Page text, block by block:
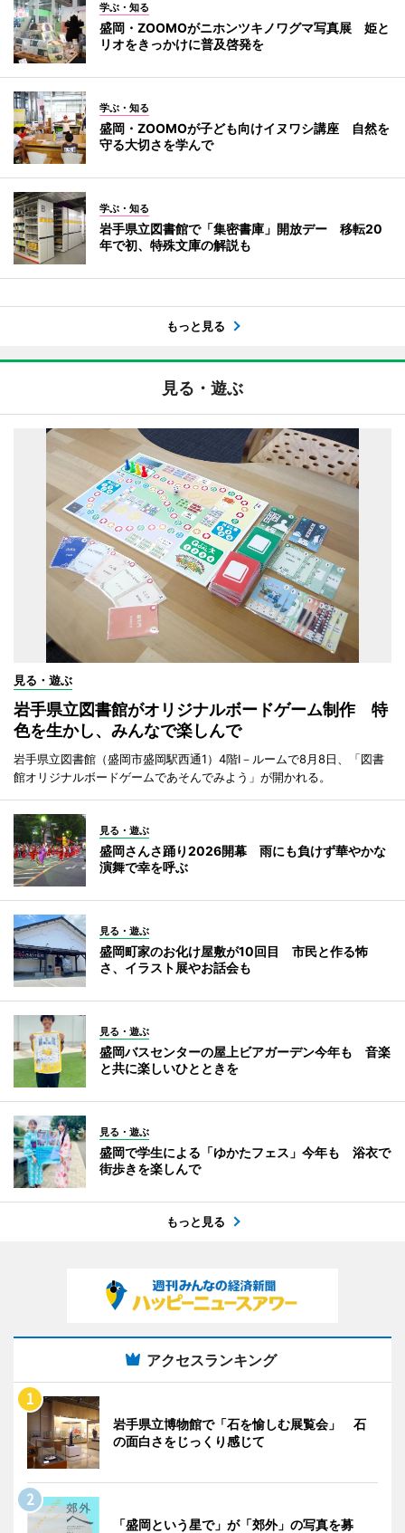
学ぶ・知る
盛岡・ZOOMOがニホンツキノワグマ写真展 姫と
リオをきっかけに普及啓発を
学ぶ・知る
盛岡・ZOOMOが子ども向けイヌワシ講座 自然を
守る大切さを学んで
学ぶ・知る
岩手県立図書館で「集密書庫」開放デー 移転20
年で初、特殊文庫の解説も
もっと見る
見る・遊ぶ
見る・遊ぶ
岩手県立図書館がオリジナルボードゲーム制作 特
色を生かし、みんなで楽しんで
岩手県立図書館（盛岡市盛岡駅西通1）4階I－ルームで8月8日、「図書
館オリジナルボードゲームであそんでみよう」が開かれる。
見る・遊ぶ
盛岡さんさ踊り2026開幕 雨にも負けず華やかな
演舞で幸を呼ぶ
見る・遊ぶ
盛岡町家のお化け屋敷が10回目 市民と作る怖
さ、イラスト展やお話会も
見る・遊ぶ
盛岡バスセンターの屋上ビアガーデン今年も 音楽
と共に楽しいひとときを
見る・遊ぶ
盛岡で学生による「ゆかたフェス」今年も 浴衣で
街歩きを楽しんで
もっと見る
アクセスランキング
岩手県立博物館で「石を愉しむ展覧会」 石
の面白さをじっくり感じて
「盛岡という星で」が「郊外」の写真を募